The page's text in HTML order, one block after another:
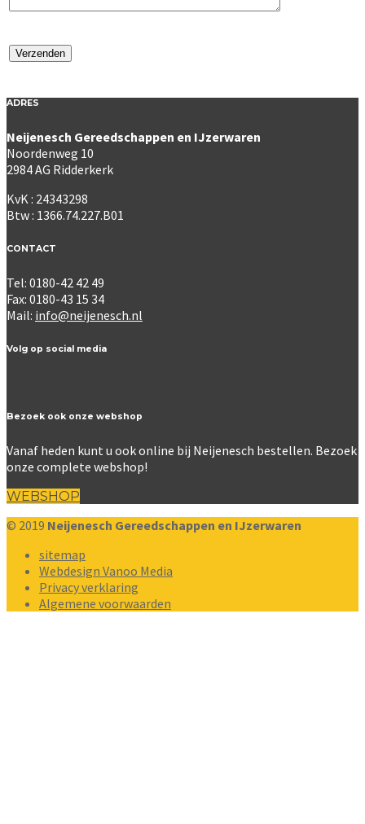
ADRES
Neijenesch Gereedschappen en IJzerwaren
Noordenweg 10
2984 AG Ridderkerk
KvK : 24343298
Btw : 1366.74.227.B01
CONTACT
Tel: 0180-42 42 49
Fax: 0180-43 15 34
Mail: info@neijenesch.nl
Volg op social media
Bezoek ook onze webshop
Vanaf heden kunt u ook online bij Neijenesch bestellen. Bezoek
onze complete webshop!
WEBSHOP
© 2019 Neijenesch Gereedschappen en IJzerwaren
sitemap
Webdesign Vanoo Media
Privacy verklaring
Algemene voorwaarden